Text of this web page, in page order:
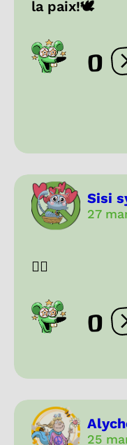
la paix!🕊
0
Sisi
27
❤️‍🔥
0
25